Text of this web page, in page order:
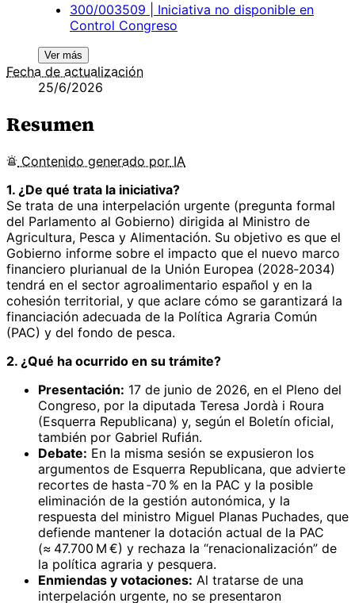
300/003509 | Iniciativa no disponible en
Control Congreso
Ver más
Fecha de actualización
25/6/2026
Resumen
Contenido generado por IA
1. ¿De qué trata la iniciativa?
Se trata de una interpelación urgente (pregunta formal
del Parlamento al Gobierno) dirigida al Ministro de
Agricultura, Pesca y Alimentación. Su objetivo es que el
Gobierno informe sobre el impacto que el nuevo marco
financiero plurianual de la Unión Europea (2028‑2034)
tendrá en el sector agroalimentario español y en la
cohesión territorial, y que aclare cómo se garantizará la
financiación adecuada de la Política Agraria Común
(PAC) y del fondo de pesca.
2. ¿Qué ha ocurrido en su trámite?
Presentación: 17 de junio de 2026, en el Pleno del
Congreso, por la diputada Teresa Jordà i Roura
(Esquerra Republicana) y, según el Boletín oficial,
también por Gabriel Rufián.
Debate: En la misma sesión se expusieron los
argumentos de Esquerra Republicana, que advierte
recortes de hasta ‑70 % en la PAC y la posible
eliminación de la gestión autonómica, y la
respuesta del ministro Miguel Planas Puchades, que
defiende mantener la dotación actual de la PAC
(≈ 47.700 M €) y rechaza la “renacionalización” de
la política agraria y pesquera.
Enmiendas y votaciones: Al tratarse de una
interpelación urgente, no se presentaron